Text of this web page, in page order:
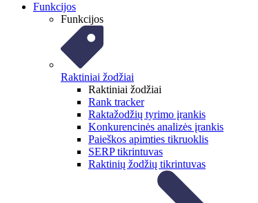
Funkcijos
Funkcijos
Raktiniai žodžiai
Raktiniai žodžiai
Rank tracker
Raktažodžių tyrimo įrankis
Konkurencinės analizės įrankis
Paieškos apimties tikruoklis
SERP tikrintuvas
Raktinių žodžių tikrintuvas